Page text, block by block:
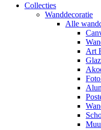
Collecties
Wanddecoratie
Alle
Art